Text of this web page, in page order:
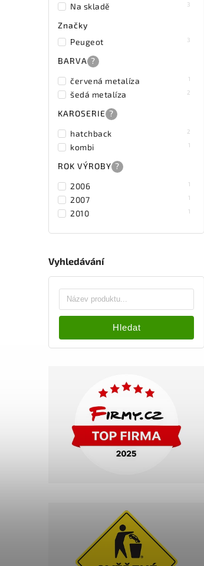
Na skladě 3
Značky
Peugeot
3
BARVA ?
červená metalíza
1
šedá metalíza 2
KAROSERIE ?
hatchback
2
kombi 1
ROK VÝROBY ?
2006
1
2007 1
2010 1
Vyhledávání
Hledat